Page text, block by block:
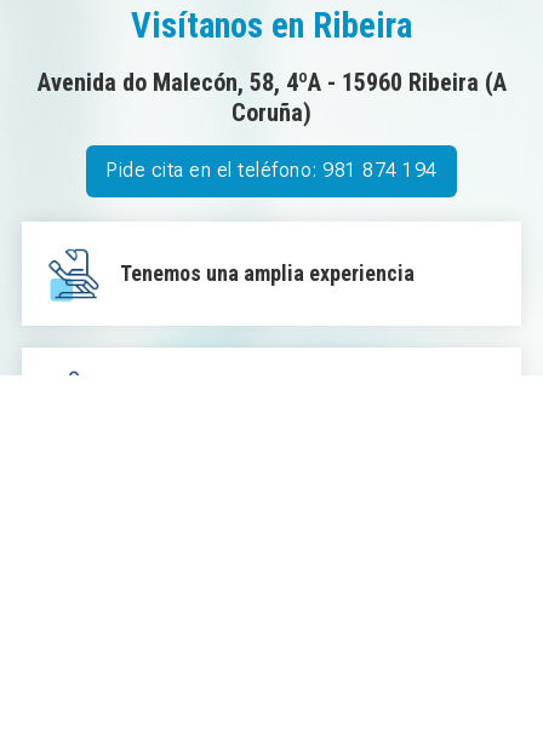
Tenemos una amplia experiencia
Visítanos en Ribeira
Avenida do Malecón, 58, 4ºA - 15960 Ribeira (A
Coruña)
Pide cita en el teléfono: 981 874 194